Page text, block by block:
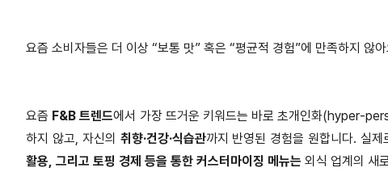
요즘 소비자들은 더 이상 “보통 맛” 혹은 “평균적 경험”에 만족하지 않
요즘 F&B 트렌드에서 가장 뜨거운 키워드는 바로 초개인화(hyper-
하지 않고, 자신의 취향·건강·식습관까지 반영된 경험을 원합니다. 실
활용, 그리고 토핑 경제 등을 통한 커스터마이징 메뉴는 외식 업계의 새